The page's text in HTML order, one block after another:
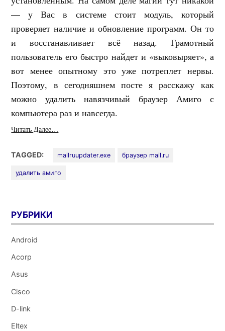
— у Вас в системе стоит модуль, который
проверяет наличие и обновление программ. Он то
и восстанавливает всё назад. Грамотный
пользователь его быстро найдет и «выковыряет», а
вот менее опытному это уже потреплет нервы.
Поэтому, в сегодняшнем посте я расскажу как
можно удалить навязчивый браузер Амиго с
компьютера раз и навсегда.
Читать Далее…
TAGGED: mailruupdater.exe браузер mail.ru
удалить амиго
РУБРИКИ
Android
Acorp
Asus
Cisco
D-link
Eltex